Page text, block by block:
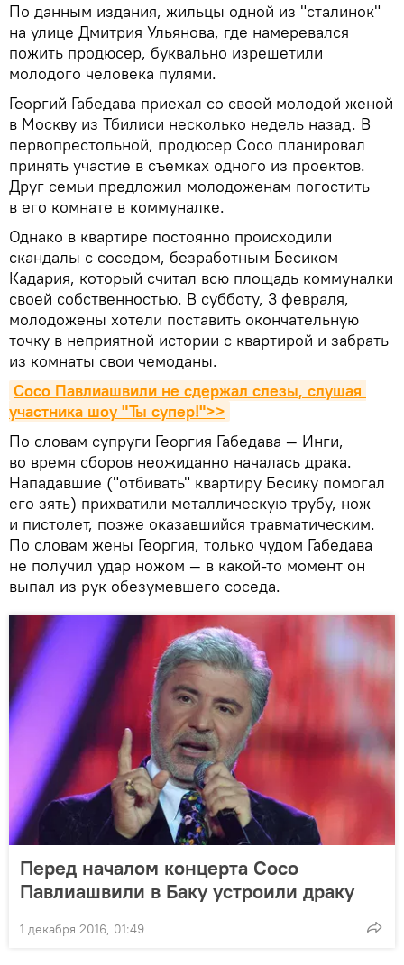
По данным издания, жильцы одной из "сталинок"
на улице Дмитрия Ульянова, где намеревался
пожить продюсер, буквально изрешетили
молодого человека пулями.
Георгий Габедава приехал со своей молодой женой
в Москву из Тбилиси несколько недель назад. В
первопрестольной, продюсер Сосо планировал
принять участие в съемках одного из проектов.
Друг семьи предложил молодоженам погостить
в его комнате в коммуналке.
Однако в квартире постоянно происходили
скандалы с соседом, безработным Бесиком
Кадария, который считал всю площадь коммуналки
своей собственностью. В субботу, 3 февраля,
молодожены хотели поставить окончательную
точку в неприятной истории с квартирой и забрать
из комнаты свои чемоданы.
Сосо Павлиашвили не сдержал слезы, слушая
участника шоу "Ты супер!">>
По словам супруги Георгия Габедава — Инги,
во время сборов неожиданно началась драка.
Нападавшие ("отбивать" квартиру Бесику помогал
его зять) прихватили металлическую трубу, нож
и пистолет, позже оказавшийся травматическим.
По словам жены Георгия, только чудом Габедава
не получил удар ножом — в какой-то момент он
выпал из рук обезумевшего соседа.
Перед началом концерта Сосо
Павлиашвили в Баку устроили драку
1 декабря 2016, 01:49